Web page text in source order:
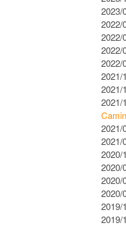
2023/
2022/
2022/
2022/
2022/
2021/
2021/
2021/
2021/
2021/
2020/
2020/
2020/
2020/
2019/
2019/